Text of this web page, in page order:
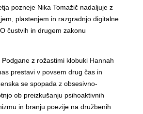
pozneje Nika Tomažič nadaljuje z
plastenjem in razgradnjo digitalne
čustvih in drugem zakonu
z rožastimi klobuki Hannah
prestavi v povsem drug čas in
se spopada z obsesivno-
ob preizkušanju psihoaktivnih
in branju poezije na družbenih